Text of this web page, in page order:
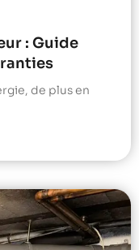
: Guide
de plus en